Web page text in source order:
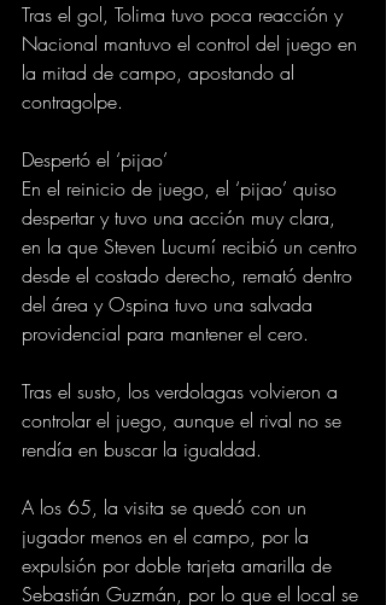
Tras el gol, Tolima tuvo poca reacción y
Nacional mantuvo el control del juego en
la mitad de campo, apostando al
contragolpe.
Despertó el ‘pijao’
En el reinicio de juego, el ‘pijao’ quiso
despertar y tuvo una acción muy clara,
en la que Steven Lucumí recibió un centro
desde el costado derecho, remató dentro
del área y Ospina tuvo una salvada
providencial para mantener el cero.
Tras el susto, los verdolagas volvieron a
controlar el juego, aunque el rival no se
rendía en buscar la igualdad.
A los 65, la visita se quedó con un
jugador menos en el campo, por la
expulsión por doble tarjeta amarilla de
Sebastián Guzmán, por lo que el local se